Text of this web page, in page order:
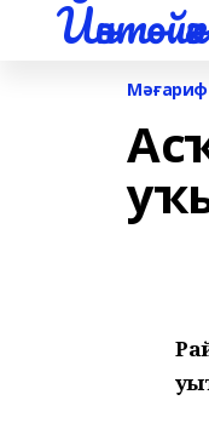
Йәнтөйәк
Мәғариф